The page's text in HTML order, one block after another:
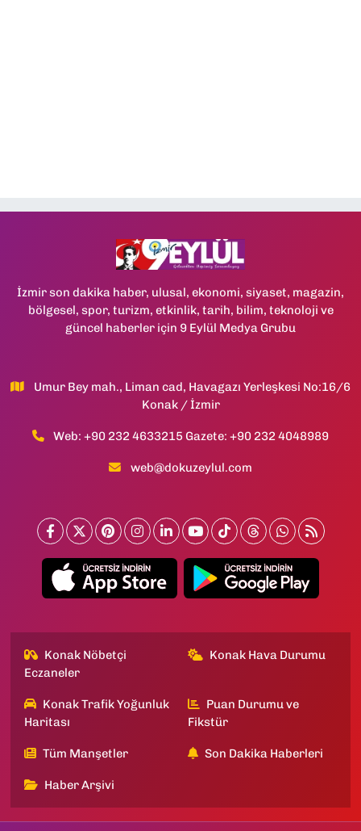
İzmir son dakika haber, ulusal, ekonomi, siyaset, magazin,
bölgesel, spor, turizm, etkinlik, tarih, bilim, teknoloji ve
güncel haberler için 9 Eylül Medya Grubu
Umur Bey mah., Liman cad, Havagazı Yerleşkesi No:16/6
Konak / İzmir
Web: +90 232 4633215 Gazete: +90 232 4048989
web@dokuzeylul.com
Konak Nöbetçi
Eczaneler
Konak Hava Durumu
Konak Trafik Yoğunluk
Haritası
Puan Durumu ve
Fikstür
Tüm Manşetler Son Dakika Haberleri
Haber Arşivi